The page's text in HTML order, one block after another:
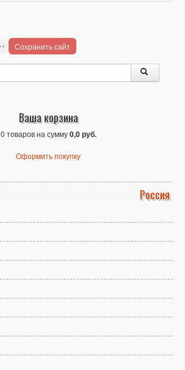
Сохранить сайт
Ваша корзина
0 товаров на сумму0,0 руб.
Оформить покупку
Россия